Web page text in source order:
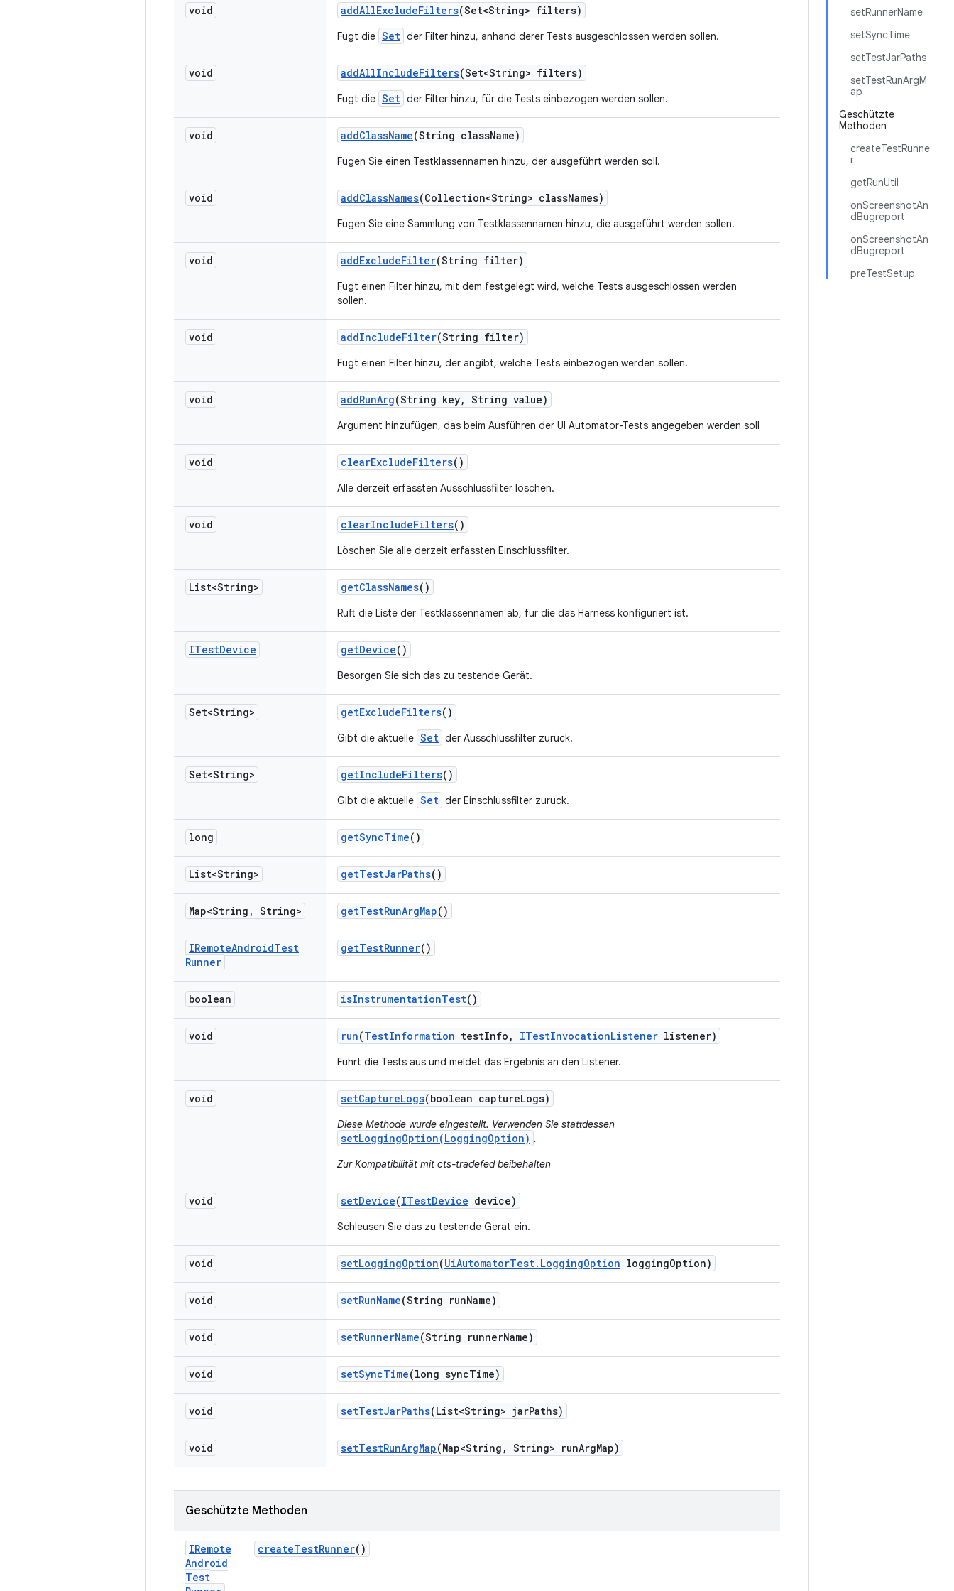
setRunnerName
setSyncTime
setTestJarPaths
setTestRunArgM
ap
Geschützte
Methoden
createTestRunne
r
getRunUtil
onScreenshotAn
dBugreport
onScreenshotAn
dBugreport
preTestSetup
void addAllExcludeFilters(Set<String> filters)
Fügt die Set der Filter hinzu, anhand derer Tests ausgeschlossen werden sollen.
void addAllIncludeFilters(Set<String> filters)
Fügt die Set der Filter hinzu, für die Tests einbezogen werden sollen.
void addClassName(String className)
Fügen Sie einen Testklassennamen hinzu, der ausgeführt werden soll.
void addClassNames(Collection<String> classNames)
Fügen Sie eine Sammlung von Testklassennamen hinzu, die ausgeführt werden sollen.
void addExcludeFilter(String filter)
Fügt einen Filter hinzu, mit dem festgelegt wird, welche Tests ausgeschlossen werden
sollen.
void addIncludeFilter(String filter)
Fügt einen Filter hinzu, der angibt, welche Tests einbezogen werden sollen.
void addRunArg(String key, String value)
Argument hinzufügen, das beim Ausführen der UI Automator-Tests angegeben werden soll
void clearExcludeFilters()
Alle derzeit erfassten Ausschlussfilter löschen.
void clearIncludeFilters()
Löschen Sie alle derzeit erfassten Einschlussfilter.
List<String> getClassNames()
Ruft die Liste der Testklassennamen ab, für die das Harness konfiguriert ist.
ITestDevice getDevice()
Besorgen Sie sich das zu testende Gerät.
Set<String> getExcludeFilters()
Gibt die aktuelle Set der Ausschlussfilter zurück.
Set<String> getIncludeFilters()
Gibt die aktuelle Set der Einschlussfilter zurück.
long getSyncTime()
List<String> getTestJarPaths()
Map<String , String> getTestRunArgMap()
IRemoteAndroidTest
Runner
getTestRunner()
boolean isInstrumentationTest()
void run(TestInformation testInfo , ITestInvocationListener listener)
Führt die Tests aus und meldet das Ergebnis an den Listener.
void setCaptureLogs(boolean captureLogs)
Diese Methode wurde eingestellt. Verwenden Sie stattdessen
setLoggingOption(LoggingOption) .
Zur Kompatibilität mit cts-tradefed beibehalten
void setDevice(ITestDevice device)
Schleusen Sie das zu testende Gerät ein.
void setLoggingOption(UiAutomatorTest. LoggingOption loggingOption)
void setRunName(String runName)
void setRunnerName(String runnerName)
void setSyncTime(long syncTime)
void setTestJarPaths(List<String> jarPaths)
void setTestRunArgMap(Map<String , String> runArgMap)
Geschützte Methoden
IRemote
Android
Test
createTestRunner()